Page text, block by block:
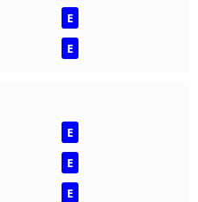
E
E
E
E
E